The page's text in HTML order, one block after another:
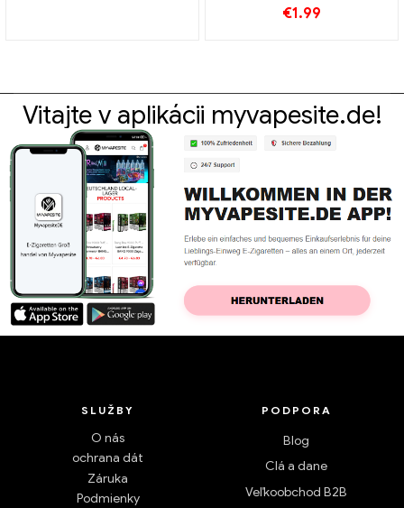
€1.99
Vitajte v aplikácii myvapesite.de!
SLUŽBY
O nás
ochrana dát
Záruka
Podmienky
PODPORA
Blog
Clá a dane
Veľkoobchod B2B